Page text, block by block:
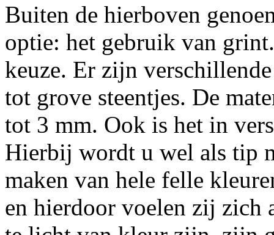
Buiten de hierboven
optie: het gebruik van
keuze. Er zijn
tot grove steentjes. De
tot 3 mm. Ook is het in
Hierbij wordt u wel als tip
maken van hele felle
en hierdoor voelen zij zich